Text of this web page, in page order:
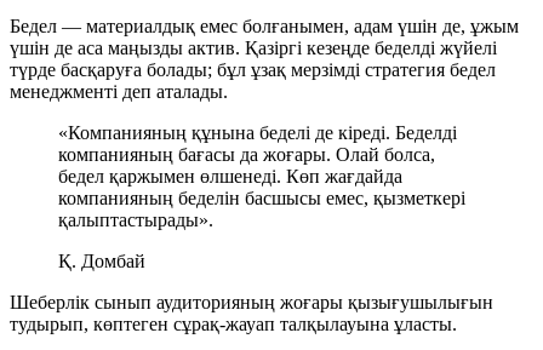
Бедел — материалдық емес болғанымен, адам үшін де, ұжым
үшін де аса маңызды актив. Қазіргі кезеңде беделді жүйелі
түрде басқаруға болады; бұл ұзақ мерзімді стратегия бедел
менеджменті деп аталады.
«Компанияның құнына беделі де кіреді. Беделді
компанияның бағасы да жоғары. Олай болса,
бедел қаржымен өлшенеді. Көп жағдайда
компанияның беделін басшысы емес, қызметкері
қалыптастырады».
Қ. Домбай
Шеберлік сынып аудиторияның жоғары қызығушылығын
тудырып, көптеген сұрақ-жауап талқылауына ұласты.